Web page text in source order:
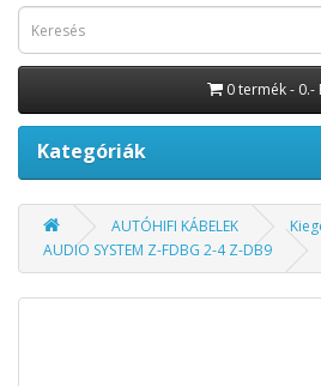
0 termék - 0.-
Kategóriák
AUTÓHIFI KÁBELEK
AUDIO SYSTEM Z-FDBG 2-4 Z-DB9